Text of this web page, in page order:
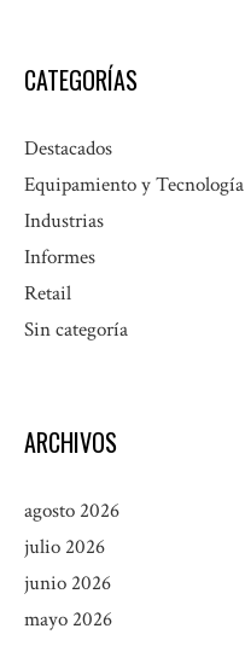
CATEGORÍAS
Destacados
Equipamiento y Tecnología
Industrias
Informes
Retail
Sin categoría
ARCHIVOS
agosto 2026
julio 2026
junio 2026
mayo 2026